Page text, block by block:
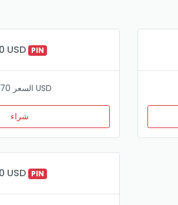
USD PIN
السعر 30.70 USD
شراء
USD PIN